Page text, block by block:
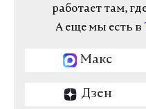
работает там,
А еще мы есть в
Макс
Дзен